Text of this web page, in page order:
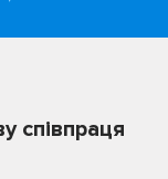
співпраця